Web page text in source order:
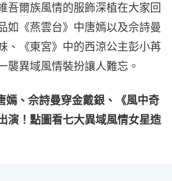
吾爾族風情的服飾深植在大家回
如《燕雲台》中唐嫣以及佘詩曼
、《東宮》中的西涼公主彭小苒
襲異域風情裝扮讓人難忘。
、佘詩曼穿金戴銀、《風中奇
演！點圖看七大異域風情女星造